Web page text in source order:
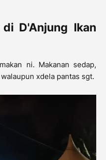
D'Anjung Ikan
ni. Makanan sedap,
xdela pantas sgt.